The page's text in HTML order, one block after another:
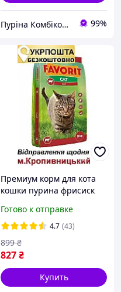
Пуріна Комбікорм 99%
Премиум корм для кота
кошки пурина фрисиск
телятиной, сухой
кошачий корм для
стерилизованных
Польша
Готово к отправке
4.7 (43)
827₴
899 ₴
Купить